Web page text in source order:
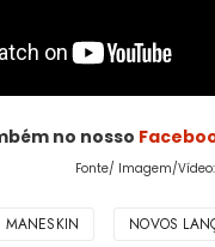
no nosso
Fonte/ Imagem/
MANESKIN NOVOS